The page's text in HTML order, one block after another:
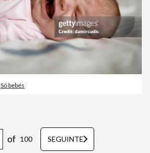
Só bebés
of 100 SEGUINTE